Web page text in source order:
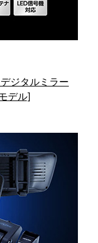
ジタルミラー
デル]